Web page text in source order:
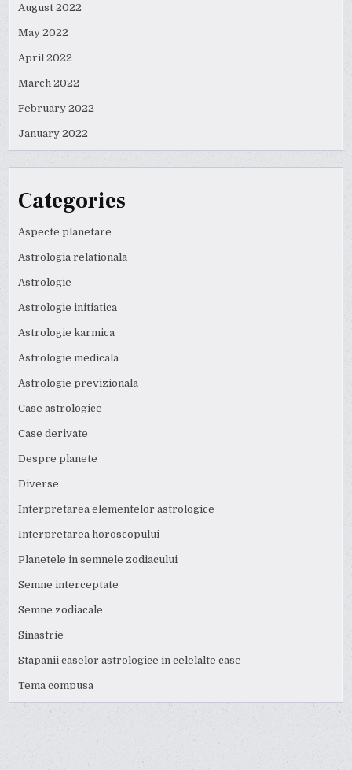
August 2022
May 2022
April 2022
March 2022
February 2022
January 2022
Categories
Aspecte planetare
Astrologia relationala
Astrologie
Astrologie initiatica
Astrologie karmica
Astrologie medicala
Astrologie previzionala
Case astrologice
Case derivate
Despre planete
Diverse
Interpretarea elementelor astrologice
Interpretarea horoscopului
Planetele in semnele zodiacului
Semne interceptate
Semne zodiacale
Sinastrie
Stapanii caselor astrologice in celelalte case
Tema compusa